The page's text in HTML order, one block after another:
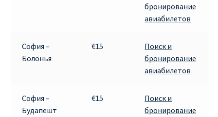
Акции RYANAIR из Варшавы
Акции RYANAIR из Каунаса
бронирование
авиабилетов
София –
Болонья
€15
Поиск и
бронирование
авиабилетов
София –
Будапешт
€15
Поиск и
бронирование